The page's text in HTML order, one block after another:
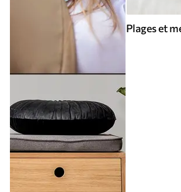
Plages et